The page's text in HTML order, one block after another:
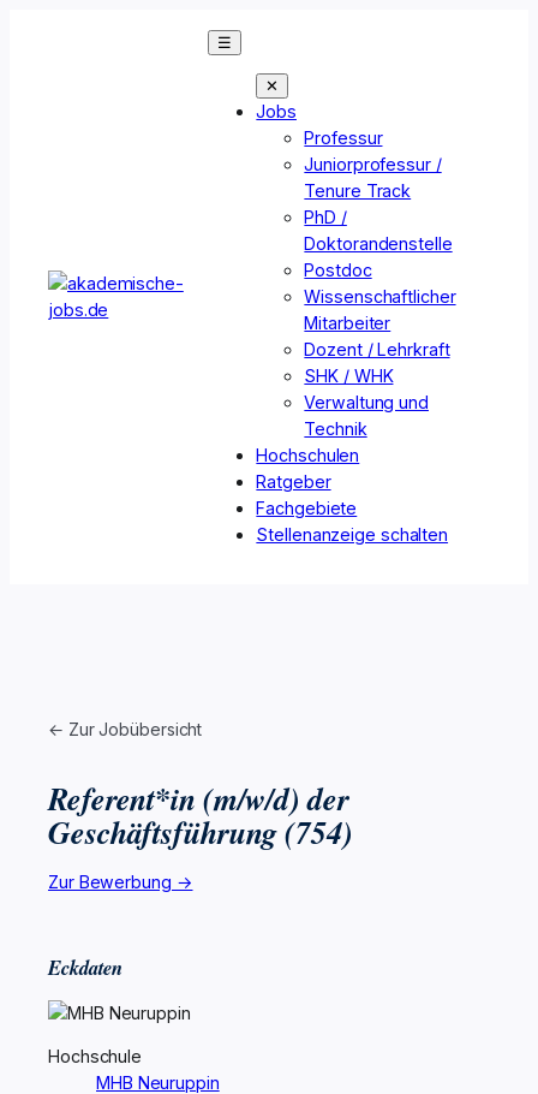
☰
✕
Jobs
Professur
Juniorprofessur /
Tenure Track
PhD /
Doktorandenstelle
Postdoc
Wissenschaftlicher
Mitarbeiter
Dozent / Lehrkraft
SHK / WHK
Verwaltung und
Technik
Hochschulen
Ratgeber
Fachgebiete
Stellenanzeige schalten
← Zur Jobübersicht
Referent*in (m/w/d) der
Geschäftsführung (754)
Zur Bewerbung →
Eckdaten
Hochschule
MHB Neuruppin